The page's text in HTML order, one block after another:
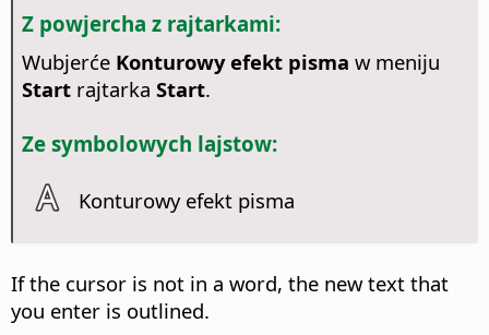
Z powjercha z rajtarkami:
Wubjerće Konturowy efekt pisma w meniju
Startrajtarka Start.
Ze symbolowych lajstow:
Konturowy efekt pisma
If the cursor is not in a word, the new text that
you enter is outlined.